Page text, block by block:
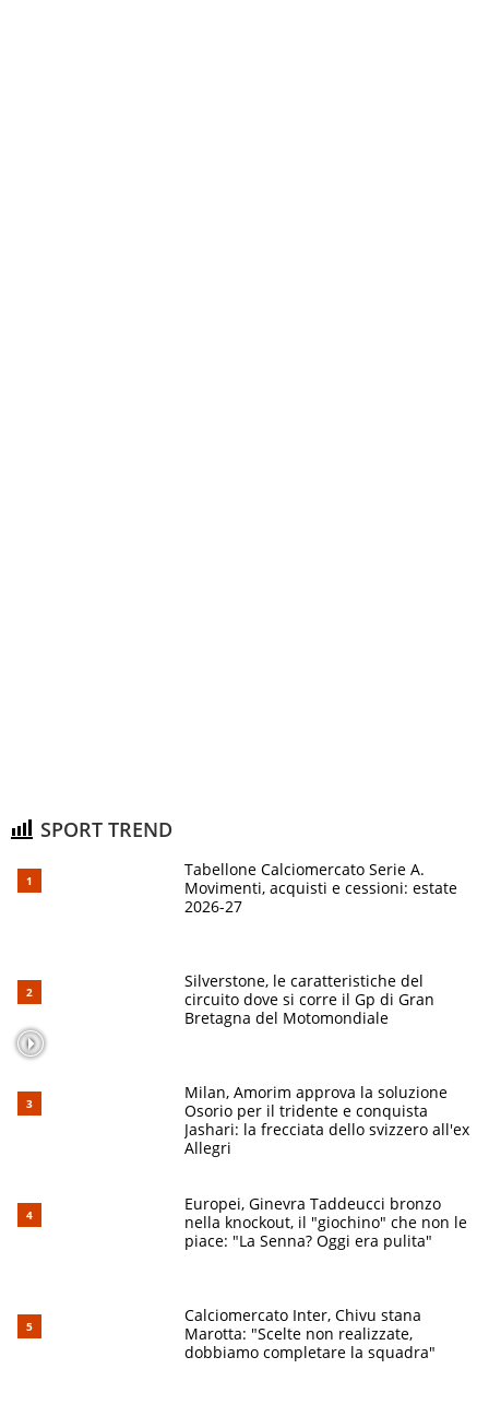
SPORT TREND
Tabellone Calciomercato Serie A.
Movimenti, acquisti e cessioni: estate
2026-27
Silverstone, le caratteristiche del
circuito dove si corre il Gp di Gran
Bretagna del Motomondiale
Milan, Amorim approva la soluzione
Osorio per il tridente e conquista
Jashari: la frecciata dello svizzero all'ex
Allegri
Europei, Ginevra Taddeucci bronzo
nella knockout, il "giochino" che non le
piace: "La Senna? Oggi era pulita"
Calciomercato Inter, Chivu stana
Marotta: "Scelte non realizzate,
dobbiamo completare la squadra"